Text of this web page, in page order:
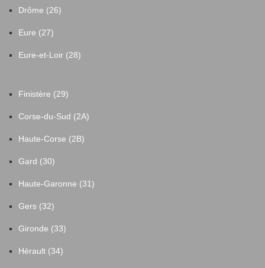
Drôme (26)
Eure (27)
Eure-et-Loir (28)
Finistère (29)
Corse-du-Sud (2A)
Haute-Corse (2B)
Gard (30)
Haute-Garonne (31)
Gers (32)
Gironde (33)
Hérault (34)